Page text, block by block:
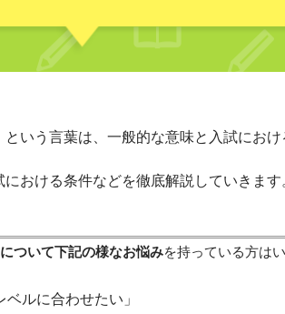
という言葉は、一般的な意味と入試にお
おける条件などを徹底解説していきま
ついて下記の様なお悩みを持っている方は
ルに合わせたい」